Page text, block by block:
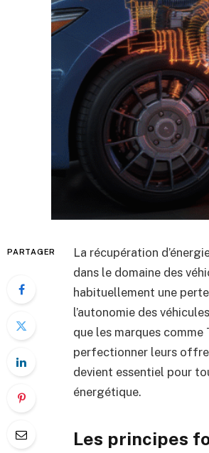
PARTAGER
La récupération
dans le domaine des
habituellement une
l’autonomie des
que les marques
perfectionner leurs
devient essentiel pour
énergétique.
Les principes